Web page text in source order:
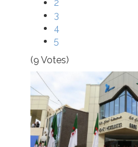
2
3
4
5
(9 Votes)